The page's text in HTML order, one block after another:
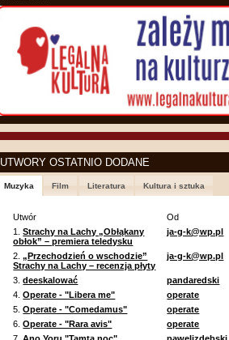
UTWORY OSTATNIO DODANE
Muzyka Film Literatura Kultura i sztuka
Utwór
Od
1.Strachy na Lachy „Obłąkany
obłok” – premiera teledysku
ja-g-k@wp.pl
2.„Przechodzień o wschodzie”
Strachy na Lachy – recenzja płyty
ja-g-k@wp.pl
3.deeskalować
pandaredski
4.Operate - "Libera me"
operate
5.Operate - "Comedamus"
operate
6.Operate - "Rara avis"
operate